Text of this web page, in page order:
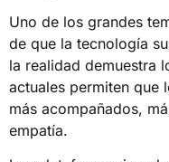
Uno de los grandes
de que la tecnología
la realidad demuestra
actuales permiten que
más acompañados,
empatía.